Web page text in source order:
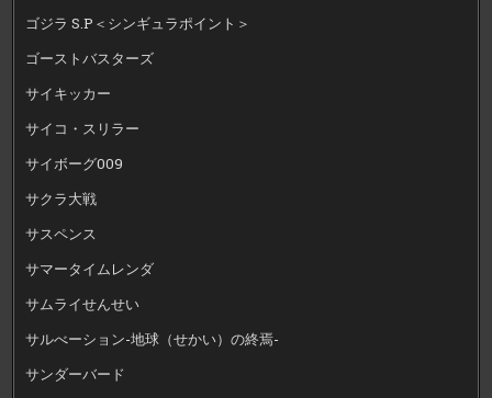
ゴジラ S.P＜シンギュラポイント＞
ゴーストバスターズ
サイキッカー
サイコ・スリラー
サイボーグ009
サクラ大戦
サスペンス
サマータイムレンダ
サムライせんせい
サルべーション-地球（せかい）の終焉-
サンダーバード